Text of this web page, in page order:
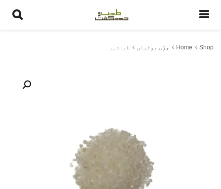
Home Shop جڑی بوٹیاں طباشیر